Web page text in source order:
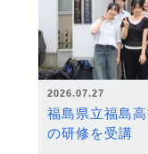
2026.07.27
福島県立福島
の研修を受講